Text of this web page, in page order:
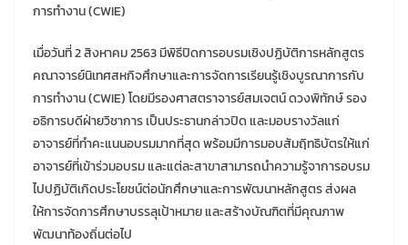
การทำงาน (CWIE)
เมื่อวันที่ 2 สิงหาคม 2563 มีพิธีปิดการอบรมเชิงปฏิบัติการหลักสูตร
คณาจารย์นิเทศสหกิจศึกษาและการจัดการเรียนรู้เชิงบูรณาการกับ
การทำงาน (CWIE) โดยมีรองศาสตราจารย์สมเจตน์ ดวงพิทักษ์ รอง
อธิการบดีฝ่ายวิชาการ เป็นประธานกล่าวปิด และมอบรางวัลแก่
อาจารย์ที่ทำคะแนนอบรมมากที่สุด พร้อมมีการมอบสัมฤิทธิบัตรให้แก่
อาจารย์ที่เข้าร่วมอบรม และแต่ละสาขาสามารถนำความรู้จาการอบรม
ไปปฏิบัติเกิดประโยชน์ต่อนักศึกษาและการพัฒนาหลักสูตร ส่งผล
ให้การจัดการศึกษาบรรลุเป้าหมาย และสร้างบัณฑิตที่มีคุณภาพ
พัฒนาท้องถิ่นต่อไป